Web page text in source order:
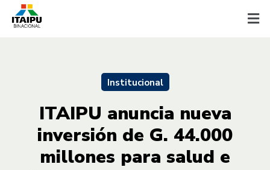
Institucional
ITAIPU anuncia nueva
inversión de G. 44.000
millones para salud e